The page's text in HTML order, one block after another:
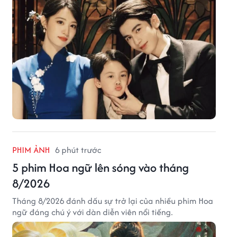
PHIM ẢNH 6 phút trước
5 phim Hoa ngữ lên sóng vào tháng
8/2026
Tháng 8/2026 đánh dấu sự trở lại của nhiều phim Hoa
ngữ đáng chú ý với dàn diễn viên nổi tiếng.